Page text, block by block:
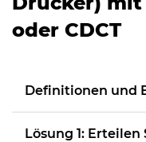
oder CDCT
Definitionen und
Lösung 1: